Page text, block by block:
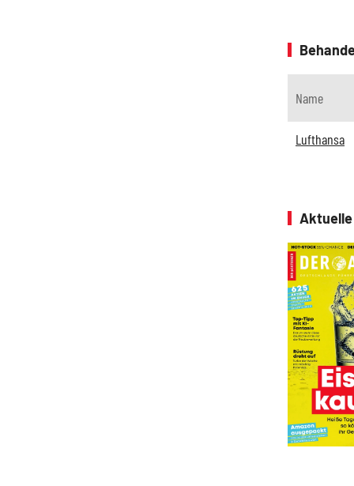
Name
Lufthansa